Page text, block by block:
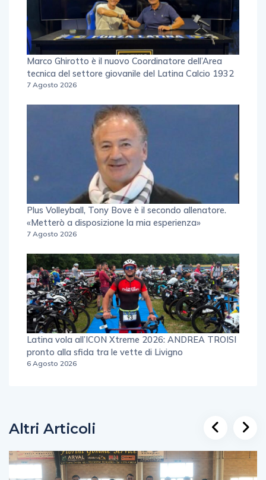
Marco Ghirotto è il nuovo Coordinatore dell’Area
tecnica del settore giovanile del Latina Calcio 1932
7 Agosto 2026
Plus Volleyball, Tony Bove è il secondo allenatore.
«Metterò a disposizione la mia esperienza»
7 Agosto 2026
Latina vola all’ICON Xtreme 2026: ANDREA TROISI
pronto alla sfida tra le vette di Livigno
6 Agosto 2026
Altri Articoli